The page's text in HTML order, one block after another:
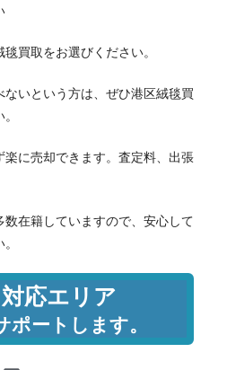
買取をお選びください。
いという方は、ぜひ港区絨毯買
に売却できます。査定料、出張
在籍していますので、安心して
応エリア
ポートします。